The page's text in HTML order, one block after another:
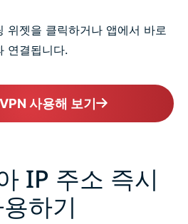
위젯을 클릭하거나 앱에서 바로
연결됩니다.
사용해 보기
IP 주소 즉시
하기